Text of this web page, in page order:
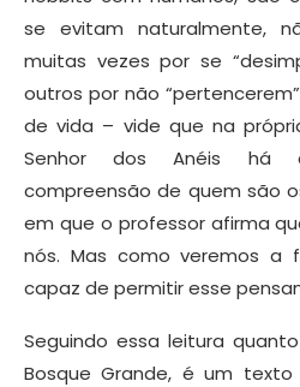
se evitam naturalmente,
muitas vezes por se
outros por não
de vida – vide que na
Senhor dos Anéis há
compreensão de quem são
em que o professor afirma
nós. Mas como veremos a
capaz de permitir esse
Seguindo essa leitura
Bosque Grande, é um